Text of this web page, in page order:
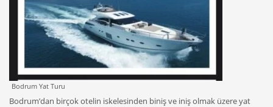
Bodrum Yat Turu
Bodrum’dan birçok otelin iskelesinden biniş ve iniş olmak üzere yat